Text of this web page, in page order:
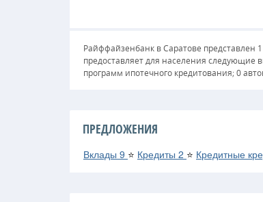
Райффайзенбанк в Саратове представлен
предоставляет для населения следующие
программ ипотечного кредитования; 0
ПРЕДЛОЖЕНИЯ
Вклады 9 ⭐ Кредиты 2 ⭐ Кредитные